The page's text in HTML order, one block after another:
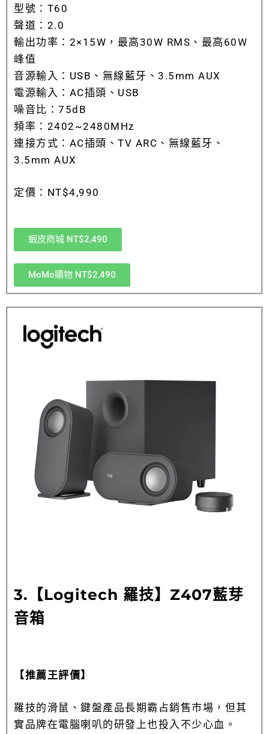
型號：T60
聲道：2.0
輸出功率：2×15W，最高30W RMS、最高60W
峰值
音源輸入：USB、無線藍牙、3.5mm AUX
電源輸入：AC插頭、USB
噪音比：75dB
頻率：2402~2480MHz
連接方式：AC插頭、TV ARC、無線藍牙、
3.5mm AUX
定價：NT$4,990
蝦皮商城 NT$2,490
MoMo購物 NT$2,490
3.【Logitech 羅技】Z407藍芽
音箱
【推薦王評價】
羅技的滑鼠、鍵盤產品長期霸占銷售市場，但其
實品牌在電腦喇叭的研發上也投入不少心血。